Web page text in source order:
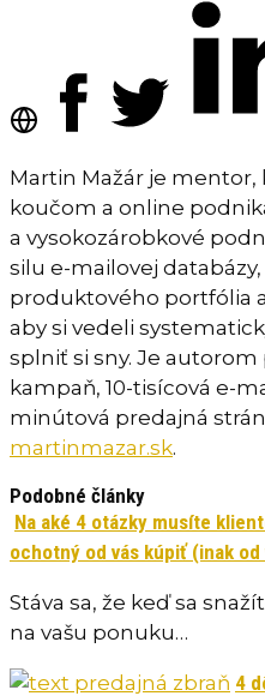
Martin Mažár je
koučom a online
a vysokozárobkové
silu e-mailovej
produktového portfólia
aby si vedeli
splniť si sny. Je
kampaň, 10-tisícová e-
minútová predajná
martinmazar.sk.
Podobné články
Na aké 4 otázky musíte
ochotný od vás kúpiť (inak
Stáva sa, že keď sa
na vašu ponuku…
4